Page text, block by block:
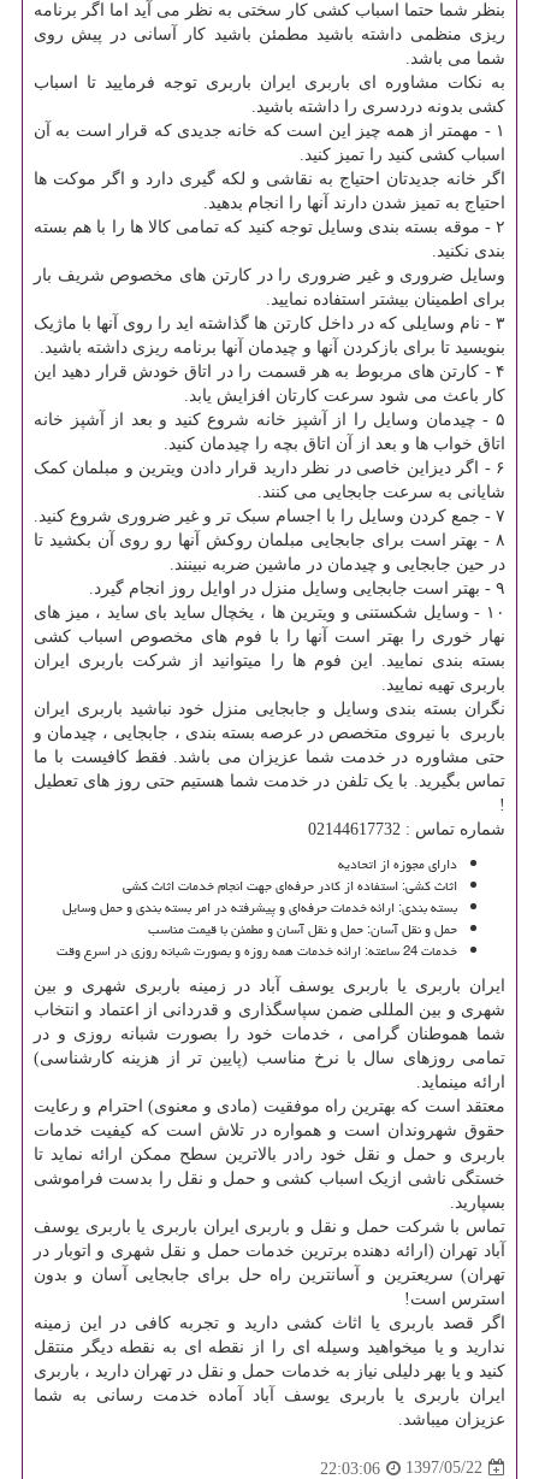
بنظر شما حتما اسباب کشی کار سختی به نظر می آید اما اگر برنامه
ریزی منظمی داشته باشید مطمئن باشید کار آسانی در پیش روی
شما می باشد.
به نکات مشاوره ای باربری ایران باربری توجه فرمایید تا اسباب
کشی بدونه دردسری را داشته باشید.
۱ - مهمتر از همه چیز این است که خانه جدیدی که قرار است به آن
اسباب کشی کنید را تمیز کنید.
اگر خانه جدیدتان احتیاج به نقاشی و لکه گیری دارد و اگر موکت ها
احتیاج به تمیز شدن دارند آنها را انجام بدهید.
۲ - موقه بسته بندی وسایل توجه کنید که تمامی کالا ها را با هم بسته
بندی نکنید.
وسایل ضروری و غیر ضروری را در کارتن های مخصوص شریف بار
برای اطمینان بیشتر استفاده نمایید.
۳ - نام وسایلی که در داخل کارتن ها گذاشته اید را روی آنها با ماژیک
بنویسید تا برای بازکردن آنها و چیدمان آنها برنامه ریزی داشته باشید.
۴ - کارتن های مربوط به هر قسمت را در اتاق خودش قرار دهید این
کار باعث می شود سرعت کارتان افزایش یابد.
۵ - چیدمان وسایل را از آشپز خانه شروع کنید و بعد از آشپز خانه
اتاق خواب ها و بعد از آن اتاق بچه را چیدمان کنید.
۶ - اگر دیزاین خاصی در نظر دارید قرار دادن ویترین و مبلمان کمک
شایانی به سرعت جابجایی می کنند.
۷ - جمع کردن وسایل را با اجسام سبک تر و غیر ضروری شروع کنید.
۸ - بهتر است برای جابجایی مبلمان روکش آنها رو روی آن بکشید تا
در حین جابجایی و چیدمان در ماشین ضربه نبینند.
۹ - بهتر است جابجایی وسایل منزل در اوایل روز انجام گیرد.
۱۰ - وسایل شکستنی و ویترین ها ، یخچال ساید بای ساید ، میز های
نهار خوری را بهتر است آنها را با فوم های مخصوص اسباب کشی
بسته بندی نمایید. این فوم ها را میتوانید از شرکت باربری ایران
باربری تهیه نمایید.
نگران بسته بندی وسایل و جابجایی منزل خود نباشید باربری ایران
باربری با نیروی متخصص در عرصه بسته بندی ، جابجایی ، چیدمان و
حتی مشاوره در خدمت شما عزیزان می باشد. فقط کافیست با ما
تماس بگیرید. با یک تلفن در خدمت شما هستیم حتی روز های تعطیل
!
شماره تماس : 02144617732
دارای مجوزه از اتحادیه
اثاث کشی: استفاده از کادر حرفه‌ای جهت انجام خدمات اثاث کشی
بسته بندی: ارائه‌ خدمات حرفه‌ای و پیشرفته در امر بسته ‌بندی و حمل وسایل
حمل و نقل آسان: حمل و نقل آسان و مطمئن با قیمت مناسب
خدمات 24 ساعته: ارائه‌ خدمات همه روزه و بصورت شبانه‌ روزی در اسرع وقت
ایران باربری یا باربری یوسف آباد در زمینه باربری شهری و بین
شهری و بین المللی ضمن سپاسگذاری و قدردانی از اعتماد و انتخاب
شما هموطنان گرامی ، خدمات خود را بصورت شبانه روزی و در
تمامی روزهای سال با نرخ مناسب (پایین تر از هزینه کارشناسی)
ارائه مینماید.
معتقد است که بهترین راه موفقیت (مادی و معنوی) احترام و رعایت
حقوق شهروندان است و همواره در تلاش است که کیفیت خدمات
باربری و حمل و نقل خود رادر بالاترین سطح ممکن ارائه نماید تا
خستگی ناشی ازیک اسباب کشی و حمل و نقل را بدست فراموشی
بسپارید.
تماس با شرکت حمل و نقل و باربری ایران باربری یا باربری یوسف
آباد تهران (ارائه دهنده برترین خدمات حمل و نقل شهری و اتوبار در
تهران) سریعترین و آسانترین راه حل برای جابجایی آسان و بدون
استرس است !
اگر قصد باربری یا اثاث کشی دارید و تجربه کافی در این زمینه
ندارید و یا میخواهید وسیله ای را از نقطه ای به نقطه دیگر منتقل
کنید و یا بهر دلیلی نیاز به خدمات حمل و نقل در تهران دارید ، باربری
ایران باربری یا باربری یوسف آباد آماده خدمت رسانی به شما
عزیزان میباشد.
1397/05/22
22:03:06